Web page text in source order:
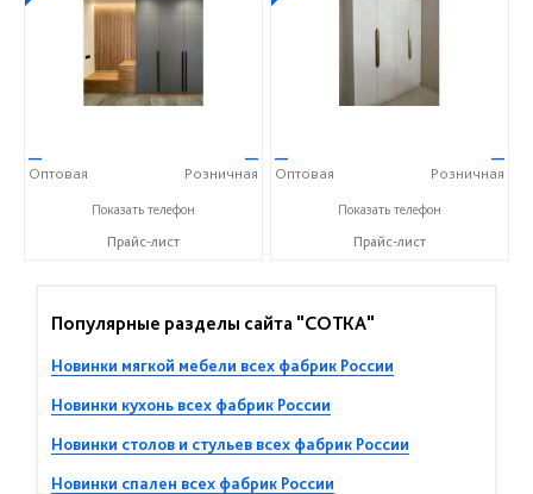
—
Оптовая
—
Розничная
+7 (937) 423-36-37
Показать телефон
Прайс-лист
—
Оптовая
—
Розничная
+7 (937) 423-36-37
Показать телефон
Прайс-лист
Популярные разделы сайта "СОТКА"
Новинки мягкой мебели всех фабрик России
Новинки кухонь всех фабрик России
Новинки столов и стульев всех фабрик России
Новинки спален всех фабрик России